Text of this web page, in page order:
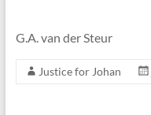
G.A. van der Steur
Justice for Johan